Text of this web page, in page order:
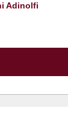
Adinolfi